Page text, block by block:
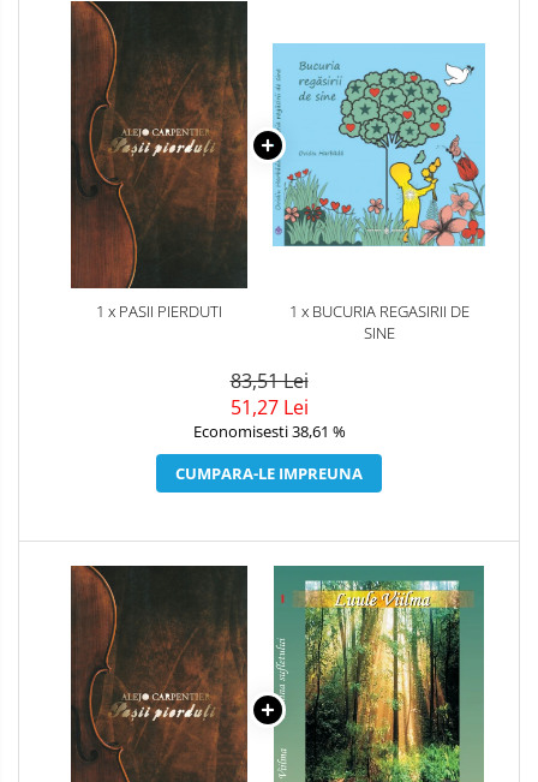
1 x PASII PIERDUTI
1 x BUCURIA REGASIRII DE
SINE
83,51 Lei
51,27 Lei
Economisesti 38,61 %
CUMPARA-LE IMPREUNA